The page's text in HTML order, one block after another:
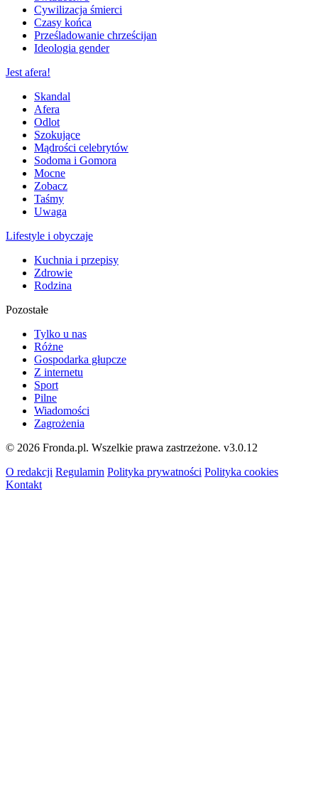
Cywilizacja śmierci
Czasy końca
Prześladowanie chrześcijan
Ideologia gender
Jest afera!
Skandal
Afera
Odlot
Szokujące
Mądrości celebrytów
Sodoma i Gomora
Mocne
Zobacz
Taśmy
Uwaga
Lifestyle i obyczaje
Kuchnia i przepisy
Zdrowie
Rodzina
Pozostałe
Tylko u nas
Różne
Gospodarka głupcze
Z internetu
Sport
Pilne
Wiadomości
Zagrożenia
© 2026 Fronda.pl. Wszelkie prawa zastrzeżone. v3.0.12
O redakcji Regulamin Polityka prywatności Polityka cookies
Kontakt